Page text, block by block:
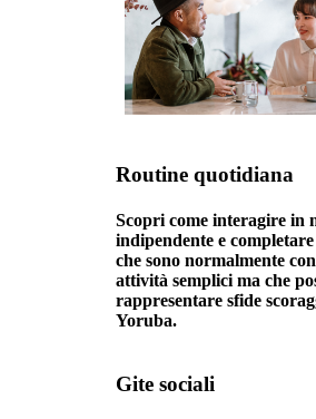
Routine quotidiana
Scopri come interagire in
indipendente e
che sono normalmente
attività semplici ma che
rappresentare sfide
Yoruba.
Gite sociali